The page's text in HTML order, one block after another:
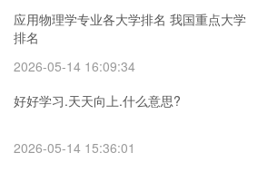
应用物理学专业各大学排名 我国重点大学
排名
2026-05-14 16:09:34
好好学习.天天向上.什么意思?
2026-05-14 15:36:01